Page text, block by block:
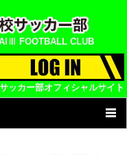
FOOTBALL CLUB
ッカー部オフィシャルサイト